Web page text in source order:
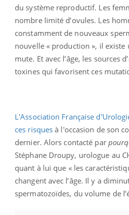
du système reproductif. Les
nombre limité d’ovules. Les
constamment de nouveaux
nouvelle « production », il existe
mute. Et avec l’âge, les sources
toxines qui favorisent ces
L'Association Française
ces risques à l'occasion de son
dernier. Alors contacté par
Stéphane Droupy, urologue au
quant à lui que « les
changent avec l’âge. Il y a
spermatozoïdes, du volume de